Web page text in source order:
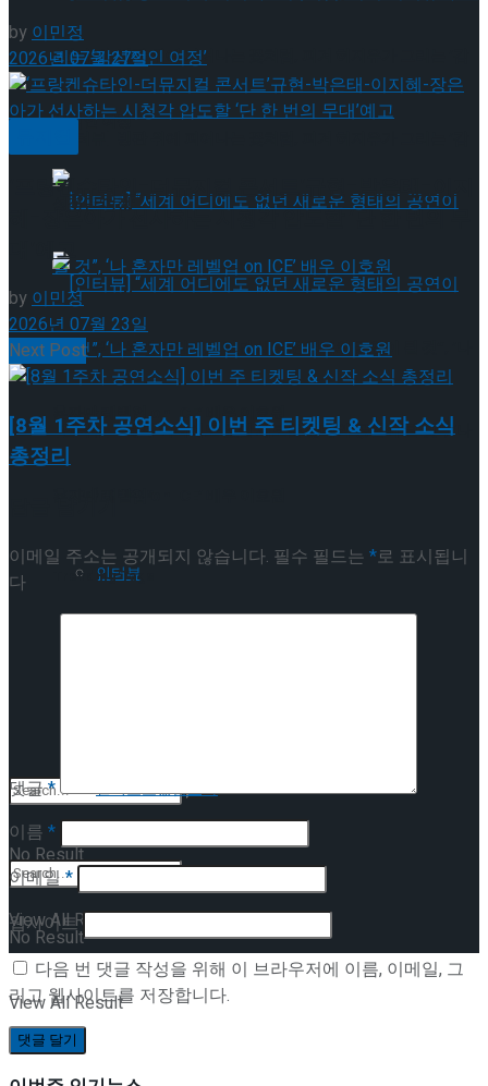
[인터뷰] 빙판 위에 피어나는 꽃처럼, 피겨 허지유가 그리는 ‘감
성적인 여정’
[인터뷰] “세계 어디에도 없던 새로운 형태의 공연이 될 것”, ‘나
혼자만 레벨업 on ICE’ 배우 이호원
인터뷰
No Result
View All Result
성적인 여정’
[인터뷰] “세계 어디에도 없던 새로운 형태의 공연이 될 것”, ‘나
Trending Tags
먼저보고왔습니다
No Result
View All Result
by이민정
2026년 07월 27일
‘프랑켄슈타인-더뮤지컬 콘서트’규현-박은태-이지
혜-장은아가 선사하는 시청각 압도할 ‘단 한 번의 무
대’예고
by이민정
2026년 07월 23일
Next Post
[8월 1주차 공연소식] 이번 주 티켓팅 & 신작 소식
총정리
이메일 주소는 공개되지 않습니다. 필수 필드는 *로 표시됩니
다
댓글*
이름 *
이메일*
웹사이트
다음 번 댓글 작성을 위해 이 브라우저에 이름, 이메일, 그
리고 웹사이트를 저장합니다.